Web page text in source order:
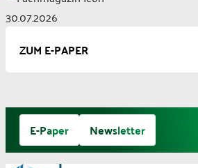
30.07.2026
ZUM E-PAPER
Zum
Inhalt
springen
E-Paper Newsletter